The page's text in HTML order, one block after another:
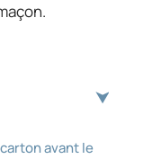
avant le